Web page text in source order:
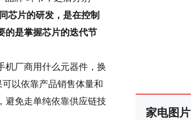
芯片的研发，是在控制
的是掌握芯片的迭代节
机厂商用什么元器件，换
以依靠产品销售体量和
避免走单纯依靠供应链技
家电图片